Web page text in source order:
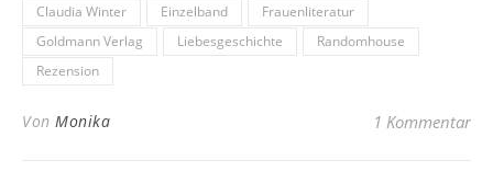
Claudia Winter Einzelband
Frauenliteratur
Goldmann Verlag
Liebesgeschichte
Randomhouse
Rezension
Von Monika 1 Kommentar